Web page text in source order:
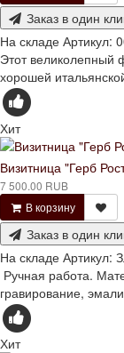
Заказ в один
На складе Артикул:
Этот великолепный
хорошей
Хит
Визитница "Герб
7 500.00 RUB
В корзину
Заказ в один
На складе Артикул:
Ручная работа.
гравирование,
Хит